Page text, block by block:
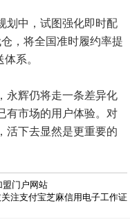
划中，试图强化即时配
，将全国准时履约率提
系。
永辉仍将走一条差异化
市场的用户体验。对
活下去显然是更重要的
盟门户网站
注支付宝芝麻信用电子工作证